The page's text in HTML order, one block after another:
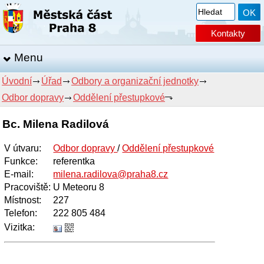
Kontakty
Menu
Úvodní Úřad
Odbory a organizační jednotky
Odbor dopravy
Oddělení přestupkové
Bc. Milena Radilová
V útvaru: Odbor dopravy/Oddělení přestupkové
Funkce:
referentka
E-mail :
milena.radilova@praha8.cz
Pracoviště: U Meteoru 8
Místnost:
227
Telefon:
222 805 484
Vizitka: